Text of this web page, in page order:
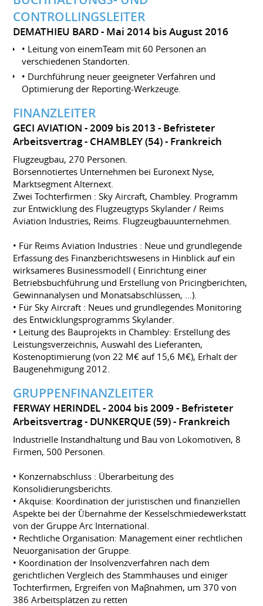
CONTROLLINGSLEITER
DEMATHIEU BARD Mai 2014 bis August 2016
• Leitung von einemTeam mit 60 Personen an
verschiedenen Standorten.
• Durchführung neuer geeigneter Verfahren und
Optimierung der Reporting-Werkzeuge.
FINANZLEITER
GECI AVIATION 2009 bis 2013 Befristeter
Arbeitsvertrag
CHAMBLEY (54) Frankreich
Flugzeugbau, 270 Personen.
Börsennotiertes Unternehmen bei Euronext Nyse,
Marktsegment Alternext.
Zwei Tochterfirmen : Sky Aircraft, Chambley. Programm
zur Entwicklung des Flugzeugtyps Skylander / Reims
Aviation Industries, Reims. Flugzeugbauunternehmen.
• Für Reims Aviation Industries : Neue und grundlegende
Erfassung des Finanzberichtswesens in Hinblick auf ein
wirksameres Businessmodell ( Einrichtung einer
Betriebsbuchführung und Erstellung von Pricingberichten,
Gewinnanalysen und Monatsabschlüssen, …).
• Für Sky Aircraft : Neues und grundlegendes Monitoring
des Entwicklungsprogramms Skylander.
• Leitung des Bauprojekts in Chambley: Erstellung des
Leistungsverzeichnis, Auswahl des Lieferanten,
Kostenoptimierung (von 22 M€ auf 15,6 M€), Erhalt der
Baugenehmigung 2012.
GRUPPENFINANZLEITER
FERWAY HERINDEL 2004 bis 2009 Befristeter
Arbeitsvertrag
DUNKERQUE (59) Frankreich
Industrielle Instandhaltung und Bau von Lokomotiven, 8
Firmen, 500 Personen.
• Konzernabschluss : Überarbeitung des
Konsolidierungsberichts.
• Akquise: Koordination der juristischen und finanziellen
Aspekte bei der Ȕbernahme der Kesselschmiedewerkstatt
von der Gruppe Arc International.
• Rechtliche Organisation: Management einer rechtlichen
Neuorganisation der Gruppe.
• Koordination der Insolvenzverfahren nach dem
gerichtlichen Vergleich des Stammhauses und einiger
Tochterfirmen, Ergreifen von Maβnahmen, um 370 von
386 Arbeitsplätzen zu retten